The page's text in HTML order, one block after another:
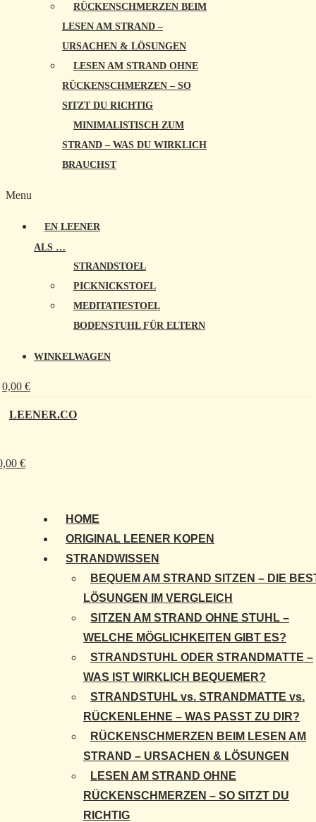
RÜCKENSCHMERZEN BEIM
LESEN AM STRAND –
URSACHEN & LÖSUNGEN
LESEN AM STRAND OHNE
RÜCKENSCHMERZEN – SO
SITZT DU RICHTIG
MINIMALISTISCH ZUM
STRAND – WAS DU WIRKLICH
BRAUCHST
Menu
EN LEENER
ALS …
STRANDSTOEL
PICKNICKSTOEL
MEDITATIESTOEL
BODENSTUHL FÜR ELTERN
WINKELWAGEN
0,00 €
LEENER.CO
€
HOME
ORIGINAL LEENER KOPEN
STRANDWISSEN
BEQUEM AM STRAND SITZEN – DIE
LÖSUNGEN IM VERGLEICH
SITZEN AM STRAND OHNE STUHL –
WELCHE MÖGLICHKEITEN GIBT ES?
STRANDSTUHL ODER STRANDMATTE –
WAS IST WIRKLICH BEQUEMER?
STRANDSTUHL vs. STRANDMATTE vs.
RÜCKENLEHNE – WAS PASST ZU DIR?
RÜCKENSCHMERZEN BEIM LESEN AM
STRAND – URSACHEN & LÖSUNGEN
LESEN AM STRAND OHNE
RÜCKENSCHMERZEN – SO SITZT DU
RICHTIG